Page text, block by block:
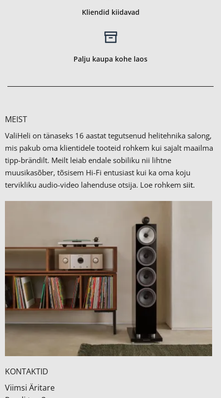
Kliendid kiidavad
Palju kaupa kohe laos
MEIST
ValiHeli on tänaseks 16 aastat tegutsenud helitehnika salong,
mis pakub oma klientidele tooteid rohkem kui sajalt maailma
tipp-brändilt. Meilt leiab endale sobiliku nii lihtne
muusikasõber, tõsisem Hi-Fi entusiast kui ka oma koju
tervikliku audio-video lahenduse otsija. Loe rohkem siit.
KONTAKTID
Viimsi Äritare